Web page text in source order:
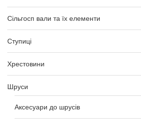
Сільгосп вали та їх елементи
Ступиці
Хрестовини
Шруси
Аксесуари до шрусів